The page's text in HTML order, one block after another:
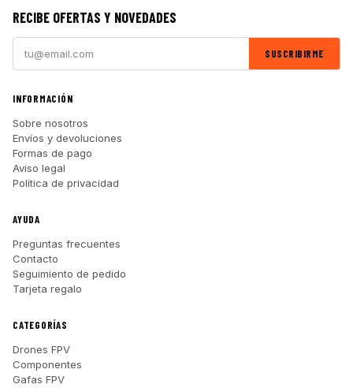
RECIBE OFERTAS Y NOVEDADES
SUSCRIBIRME
INFORMACIÓN
Sobre nosotros
Envíos y devoluciones
Formas de pago
Aviso legal
Política de privacidad
AYUDA
Preguntas frecuentes
Contacto
Seguimiento de pedido
Tarjeta regalo
CATEGORÍAS
Drones FPV
Componentes
Gafas FPV